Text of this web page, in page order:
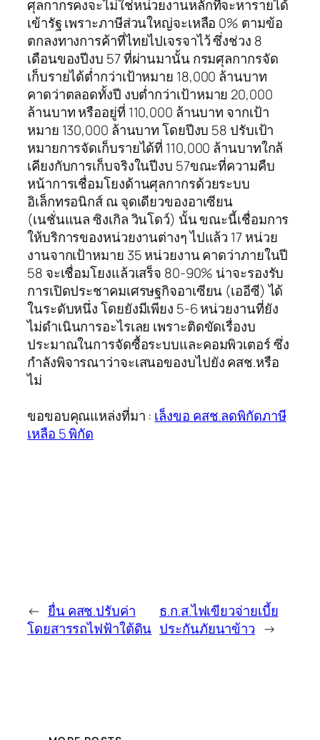
ศุลกากรคงจะไม่ใช่หน่วยงานหลักที่จะหารายได้
เข้ารัฐ เพราะภาษีส่วนใหญ่จะเหลือ 0% ตามข้อ
ตกลงทางการค้าที่ไทยไปเจรจาไว้ ซึ่งช่วง 8
เดือนของปีงบ 57 ที่ผ่านมานั้น กรมศุลกากรจัด
เก็บรายได้ต่ำกว่าเป้าหมาย 18,000 ล้านบาท
คาดว่าตลอดทั้งปี งบต่ำกว่าเป้าหมาย 20,000
ล้านบาท หรืออยู่ที่ 110,000 ล้านบาท จากเป้า
หมาย 130,000 ล้านบาท โดยปีงบ 58 ปรับเป้า
หมายการจัดเก็บรายได้ที่ 110,000 ล้านบาทใกล้
เคียงกับการเก็บจริงในปีงบ 57ขณะที่ความคืบ
หน้าการเชื่อมโยงด้านศุลกากรด้วยระบบ
อิเล็กทรอนิกส์ ณ จุดเดียวของอาเซียน
(เนชั่นแนล ซิงเกิล วินโดว์) นั้น ขณะนี้เชื่อมการ
ให้บริการของหน่วยงานต่างๆ ไปแล้ว 17 หน่วย
งานจากเป้าหมาย 35 หน่วยงาน คาดว่าภายในปี
58 จะเชื่อมโยงแล้วเสร็จ 80-90% น่าจะรองรับ
การเปิดประชาคมเศรษฐกิจอาเซียน (เออีซี) ได้
ในระดับหนึ่ง โดยยังมีเพียง 5-6 หน่วยงานที่ยัง
ไม่ดำเนินการอะไรเลย เพราะติดขัดเรื่องบ
ประมาณในการจัดซื้อระบบและคอมพิวเตอร์ ซึ่ง
กำลังพิจารณาว่าจะเสนอของบไปยัง คสช.หรือ
ไม่
ขอขอบคุณแหล่งที่มา : เล็งขอ คสช.ลดพิกัดภาษี
เหลือ 5 พิกัด
← ยื่น คสช.ปรับค่า
โดยสารรถไฟฟ้าใต้ดิน
ธ.ก.ส.ไฟเขียวจ่ายเบี้ย
ประกันภัยนาข้าว →